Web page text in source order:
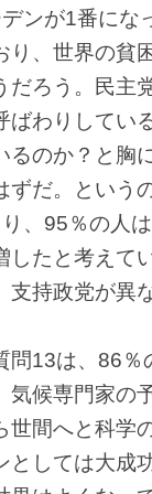
ンが1番にな
、世界の貧
だろう。民主
わりしてい
のか？と胸
だ。という
、95％の人
たと考えて
持政党が異
問13は、86％
候専門家の
間へと科学
しては大成